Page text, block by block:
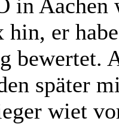
in Aachen
hin, er
bewertet.
später
wiet